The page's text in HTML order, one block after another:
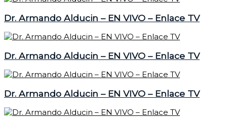
Dr. Armando Alducin – EN VIVO – Enlace TV
Dr. Armando Alducin – EN VIVO – Enlace TV
Dr. Armando Alducin – EN VIVO – Enlace TV